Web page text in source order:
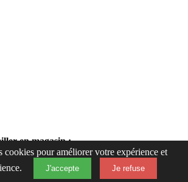
cookies pour améliorer votre expérience et
J'accepte Je refuse
en magasin :
10h à 19h15